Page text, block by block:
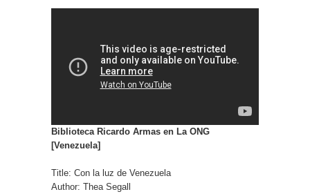
Biblioteca Ricardo Armas en La ONG
[Venezuela]
Title: Con la luz de Venezuela
Author: Thea Segall